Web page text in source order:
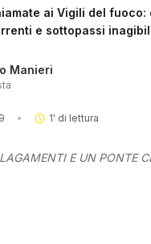
ai Vigili del fuoco:
e sottopassi
Manieri
1' di lettura
E UN PONTE